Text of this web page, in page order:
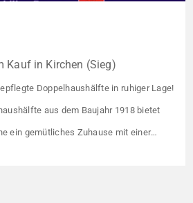
Kauf in Kirchen (Sieg)
Doppelhaushälfte in ruhiger Lage!
aus dem Baujahr 1918 bietet
ein gemütliches Zuhause mit einer